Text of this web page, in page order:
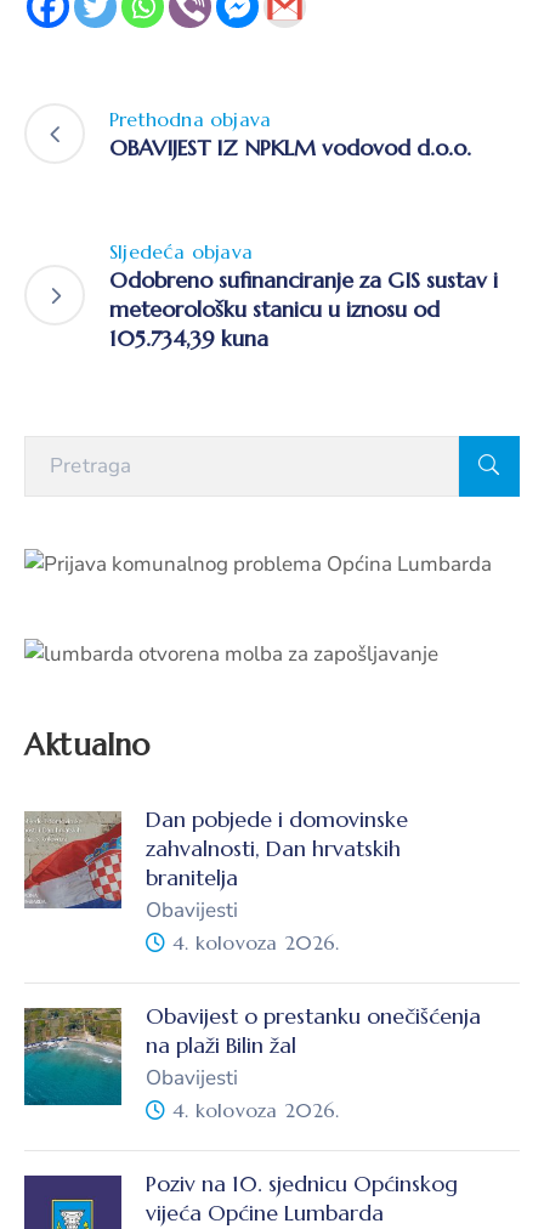
Prethodna objava
OBAVIJEST IZ NPKLM vodovod d.o.o.
Sljedeća objava
Odobreno sufinanciranje za GIS sustav i
meteorološku stanicu u iznosu od
105.734,39 kuna
Aktualno
Dan pobjede i domovinske
zahvalnosti, Dan hrvatskih
branitelja
Obavijesti
4. kolovoza 2026.
Obavijest o prestanku onečišćenja
na plaži Bilin žal
Obavijesti
4. kolovoza 2026.
Poziv na 10. sjednicu Općinskog
vijeća Općine Lumbarda